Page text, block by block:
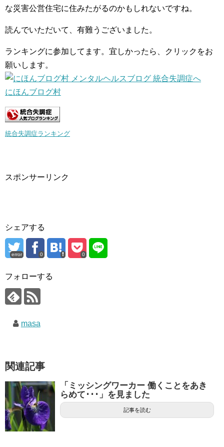
な災害公営住宅に住みたがるのかもしれないですね。
読んでいただいて、有難うございました。
ランキングに参加してます。宜しかったら、クリックをお
願いします。
にほんブログ村
統合失調症ランキング
スポンサーリンク
シェアする
error 0 0
フォローする
masa
関連記事
「ミッシングワーカー 働くことをあき
らめて･･･」を見ました
記事を読む